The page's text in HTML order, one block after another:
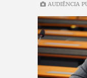
AUDIÊNCIA